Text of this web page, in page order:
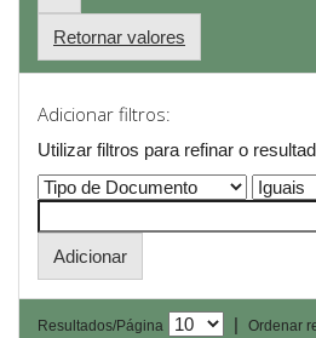
Retornar valores
Adicionar filtros:
Utilizar filtros para refinar o
Resultados/Página |
Ordenar